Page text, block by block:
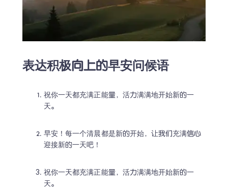
表达积极向上的早安问候语
祝你一天都充满正能量，活力满满地开始新的一
天。
早安！每一个清晨都是新的开始，让我们充满信心
迎接新的一天吧！
祝你一天都充满正能量，活力满满地开始新的一
天。